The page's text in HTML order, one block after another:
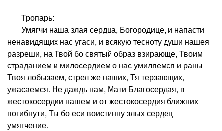
Тропарь:
Умягчи наша злая сердца, Богородице, и напасти
ненавидящих нас угаси, и всякую тесноту души нашея
разреши, на Твой бо святый образ взирающе, Твоим
страданием и милосердием о нас умиляемся и раны
Твоя лобызаем, стрел же наших, Тя терзающих,
ужасаемся. Не даждь нам, Мати Благосердая, в
жестокосердии нашем и от жестокосердия ближних
погибнути, Ты бо еси воистинну злых сердец
умягчение.